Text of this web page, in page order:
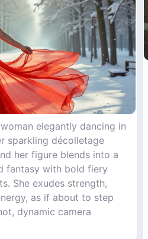
elegantly dancing in
sparkling décolletage
her figure blends into a
fantasy with bold fiery
She exudes strength,
as if about to step
dynamic camera